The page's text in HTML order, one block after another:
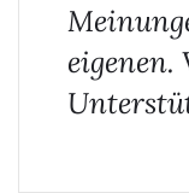
eigenen.